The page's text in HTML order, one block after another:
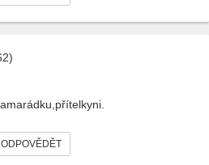
ODPOVĚDĚT